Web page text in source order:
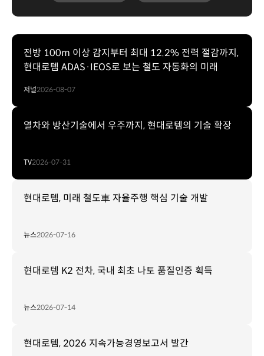
전방 100m 이상 감지부터 최대 12.2% 전력 절감까지,
현대로템 ADAS·IEOS로 보는 철도 자동화의 미래
저널2026-08-07
열차와 방산기술에서 우주까지, 현대로템의 기술 확장
TV2026-07-31
현대로템, 미래 철도車 자율주행 핵심 기술 개발
뉴스2026-07-16
현대로템 K2 전차, 국내 최초 나토 품질인증 획득
뉴스2026-07-14
현대로템, 2026 지속가능경영보고서 발간